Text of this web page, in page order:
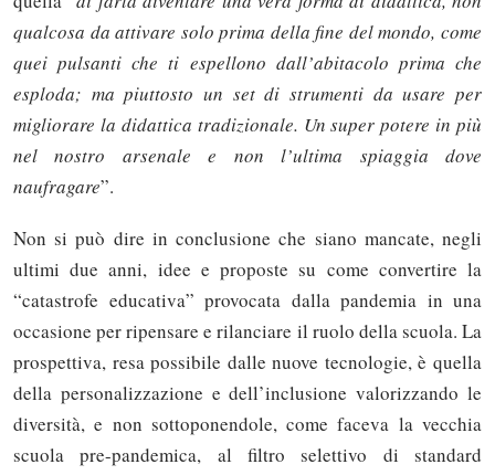
qualcosa da attivare solo prima della fine del mondo, come
quei pulsanti che ti espellono dall’abitacolo prima che
esploda; ma piuttosto un set di strumenti da usare per
migliorare la didattica tradizionale. Un super potere in più
nel nostro arsenale e non l’ultima spiaggia dove
naufragare”.
Non si può dire in conclusione che siano mancate, negli
ultimi due anni, idee e proposte su come convertire la
“catastrofe educativa” provocata dalla pandemia in una
occasione per ripensare e rilanciare il ruolo della scuola. La
prospettiva, resa possibile dalle nuove tecnologie, è quella
della personalizzazione e dell’inclusione valorizzando le
diversità, e non sottoponendole, come faceva la vecchia
scuola pre-pandemica, al filtro selettivo di standard